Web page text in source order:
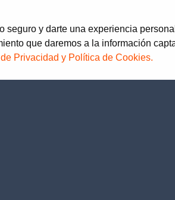
seguro y darte una experiencia
que daremos a la información
Privacidad y Política de Cookies.